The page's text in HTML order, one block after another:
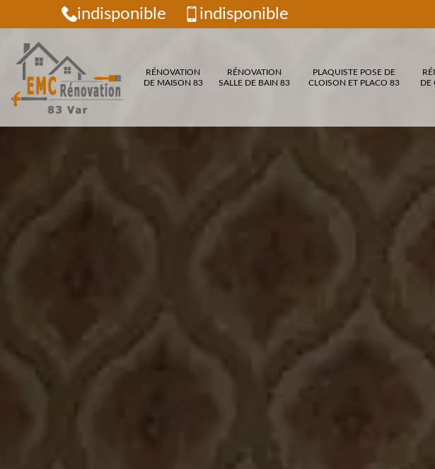
indisponible indisponible
RÉNOVATION
DE MAISON 83
RÉNOVATION
SALLE DE BAIN 83
PLAQUISTE POSE DE
CLOISON ET PLACO 83
DE